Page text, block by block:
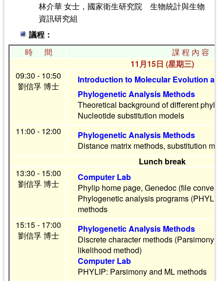
林介華 女士，國家衛生研究院 生物統計與生物
資訊研究組
議程：
時 間
課 程 內 容
11月15日 (星期三)
09:30 - 10:50
劉信孚 博士
Introduction to Molecular Evolution
Phylogenetic Analysis Methods
Theoretical background of different
Nucleotide substitution models
11:00 - 12:00
Phylogenetic Analysis Methods
Distance matrix methods, substitution
Lunch break
13:30 - 15:00
劉信孚 博士
Computer Lab
Phylip home page, Genedoc (file
Phylogenetic analysis programs
methods
15:15 - 17:00
劉信孚 博士
Phylogenetic Analysis Methods
Discrete character methods (Parsimony
likelihood method)
Computer Lab
PHYLIP: Parsimony and ML methods